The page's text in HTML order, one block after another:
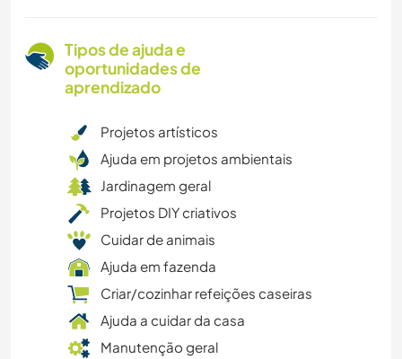
Tipos de ajuda e
oportunidades de
aprendizado
Projetos artísticos
Ajuda em projetos ambientais
Jardinagem geral
Projetos DIY criativos
Cuidar de animais
Ajuda em fazenda
Criar/cozinhar refeições caseiras
Ajuda a cuidar da casa
Manutenção geral